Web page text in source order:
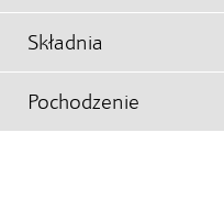
Składnia
Pochodzenie